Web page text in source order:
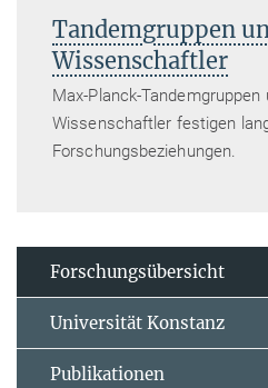
Tandemgruppen
Wissenschaftler
Max-Planck-
Wissenschaftler festigen
Forschungsbeziehungen.
Forschungsübersicht
Universität Konstanz
Publikationen